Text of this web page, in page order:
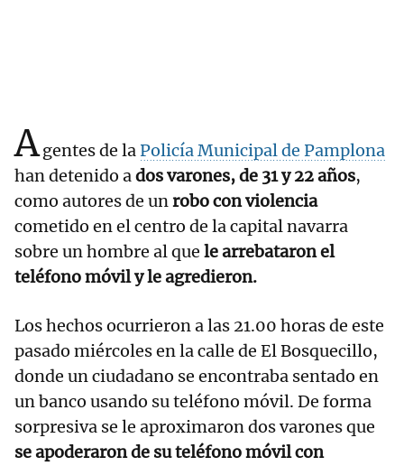
Agentes de laPolicía Municipal de Pamplona
han detenido ados varones, de 31 y 22 años,
como autores de unrobo con violencia
cometido en el centro de la capital navarra
sobre un hombre al que le arrebataron el
teléfono móvil y le agredieron.
Los hechos ocurrieron a las 21.00 horas de este
pasado miércoles en la calle de El Bosquecillo,
donde un ciudadano se encontraba sentado en
un banco usando su teléfono móvil. De forma
sorpresiva se le aproximaron dos varones que
se apoderaron de su teléfono móvil con